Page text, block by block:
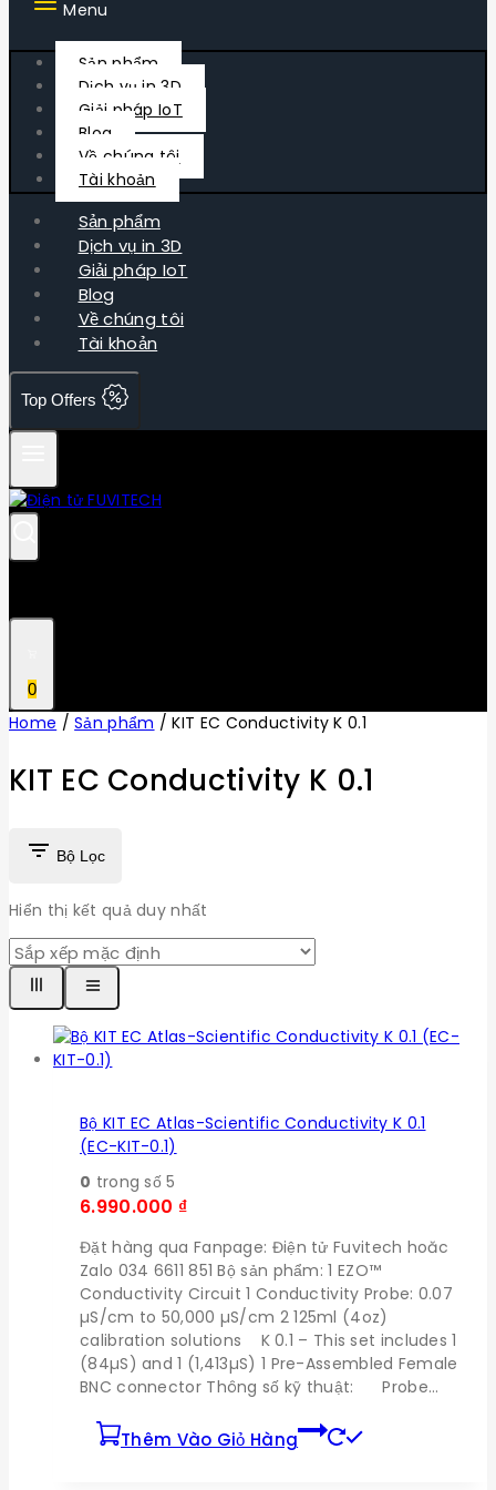
Menu
Sản phẩm
Dịch vụ in 3D
Giải pháp IoT
Blog
Về chúng tôi
Tài khoản
Sản phẩm
Dịch vụ in 3D
Giải pháp IoT
Blog
Về chúng tôi
Tài khoản
Top Offers
0
Home / Sản phẩm / KIT EC Conductivity K 0.1
KIT EC Conductivity K 0.1
Bộ Lọc
Hiển thị kết quả duy nhất
Bộ KIT EC Atlas-Scientific Conductivity K 0.1
(EC-KIT-0.1)
0 trong số 5
6.990.000 ₫
Đặt hàng qua Fanpage: Điện tử Fuvitech hoăc
Zalo 034 6611 851 Bộ sản phẩm: 1 EZO™
Conductivity Circuit 1 Conductivity Probe: 0.07
µS/cm to 50,000 µS/cm 2 125ml (4oz)
calibration solutions K 0.1 – This set includes 1
(84µS) and 1 (1,413µS) 1 Pre-Assembled Female
BNC connector Thông số kỹ thuật: Probe…
Thêm Vào Giỏ Hàng